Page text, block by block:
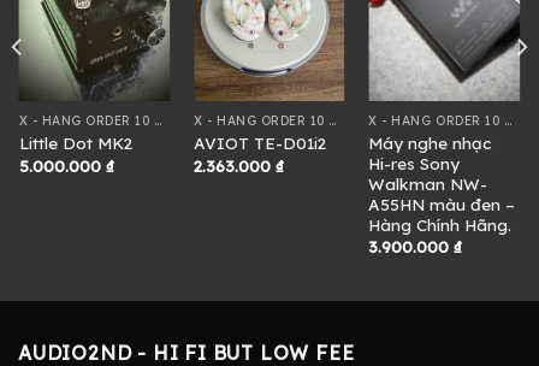
X - HÀNG ORDER 10 NGÀY
Little Dot MK2
5.000.000 ₫
X - HÀNG ORDER 10 NGÀY
AVIOT TE-D01i2
2.363.000₫
X - HÀNG ORDER 10 NGÀY
Máy nghe nhạc
Hi-res Sony
Walkman NW-
A55HN màu đen –
Hàng Chính Hãng.
3.900.000₫
AUDIO2ND - HI FI BUT LOW FEE